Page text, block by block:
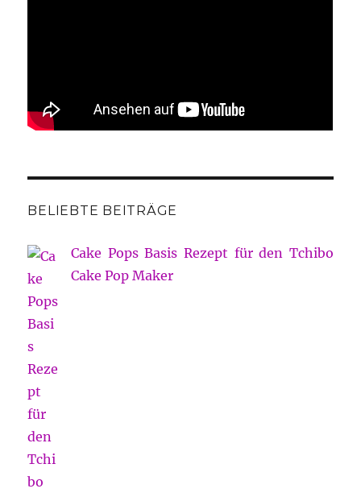
BELIEBTE BEITRÄGE
Cake Pops Basis Rezept für den Tchibo
Cake Pop Maker